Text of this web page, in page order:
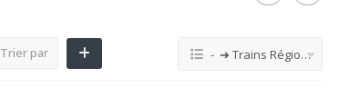
Trier par - ➔ Trains Régionaux